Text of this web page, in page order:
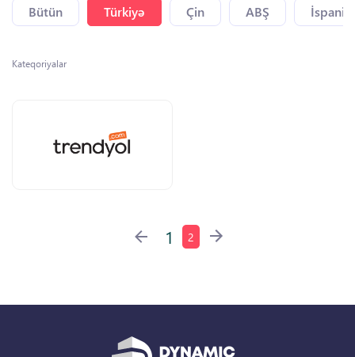
Bütün Türkiyə Çin ABŞ
Kateqoriyalar
1 2